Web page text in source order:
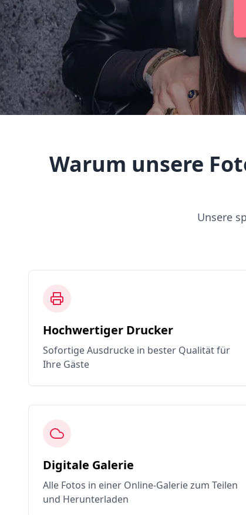
Warum unsere
Unsere
Hochwertiger Drucker
Sofortige Ausdrucke in bester Qualität für
Ihre Gäste
Digitale Galerie
Alle Fotos in einer Online-Galerie zum Teilen
und Herunterladen